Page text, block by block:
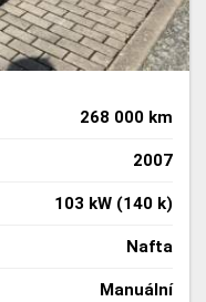
268 000 km
2007
103 kW (140 k)
Nafta
Manuální